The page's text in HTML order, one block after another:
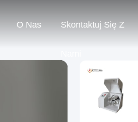
O Nas Skontaktuj Się Z